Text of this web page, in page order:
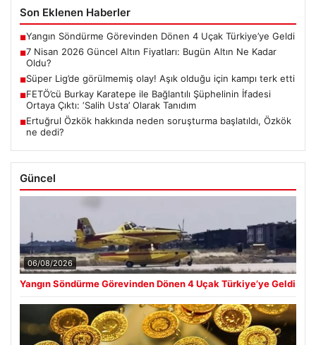
Son Eklenen Haberler
■Yangın Söndürme Görevinden Dönen 4 Uçak Türkiye’ye Geldi
■7 Nisan 2026 Güncel Altın Fiyatları: Bugün Altın Ne Kadar
Oldu?
■Süper Lig’de görülmemiş olay! Aşık olduğu için kampı terk etti
■FETÖ’cü Burkay Karatepe ile Bağlantılı Şüphelinin İfadesi
Ortaya Çıktı: ‘Salih Usta’ Olarak Tanıdım
■Ertuğrul Özkök hakkında neden soruşturma başlatıldı, Özkök
ne dedi?
Güncel
06/08/2026
Yangın Söndürme Görevinden Dönen 4 Uçak Türkiye’ye Geldi